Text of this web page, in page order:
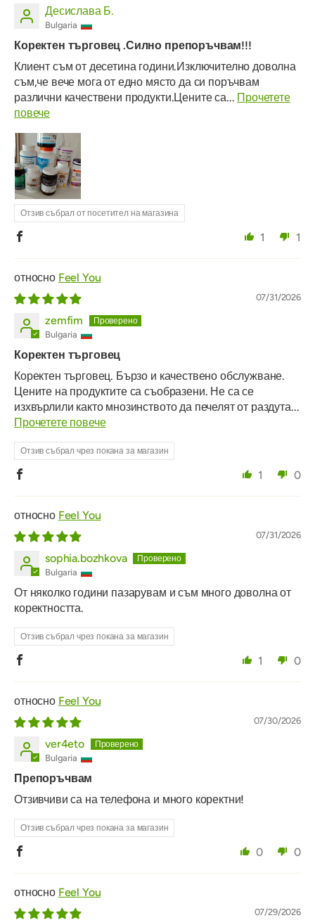
Десислава Б.
Bulgaria
Коректен търговец .Силно препоръчвам!!!
Клиент съм от десетина години.Изключително доволна
съм,че вече мога от едно място да си поръчвам
различни качествени продукти.Цените са... Прочетете
повече
Отзив събрал от посетител на магазина
1 1
Feel You
07/31/2026
zemfim
Bulgaria
Коректен търговец
Коректен търговец. Бързо и качествено обслужване.
Цените на продуктите са съобразени. Не са се
изхвърлили както мнозинството да печелят от раздута...
Прочетете повече
Отзив събрал чрез покана за магазин
1 0
Feel You
07/31/2026
sophia.bozhkova
Bulgaria
От няколко години пазарувам и съм много доволна от
коректността.
Отзив събрал чрез покана за магазин
1 0
Feel You
07/30/2026
ver4eto
Bulgaria
Препоръчвам
Отзивчиви са на телефона и много коректни!
Отзив събрал чрез покана за магазин
0 0
Feel You
07/29/2026